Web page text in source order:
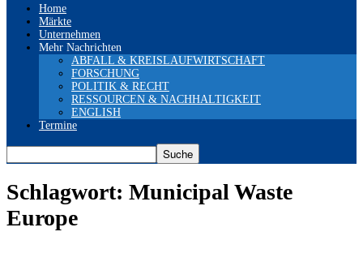
Home
Märkte
Unternehmen
Mehr Nachrichten
ABFALL & KREISLAUFWIRTSCHAFT
FORSCHUNG
POLITIK & RECHT
RESSOURCEN & NACHHALTIGKEIT
ENGLISH
Termine
Schlagwort: Municipal Waste
Europe